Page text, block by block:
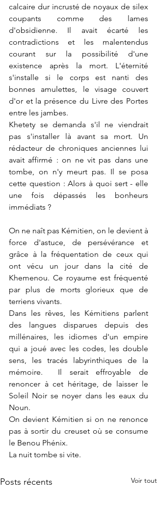
calcaire dur incrusté de noyaux de silex
coupants comme des lames
d'obsidienne. Il avait écarté les
contradictions et les malentendus
courant sur la possibilité d'une
existence après la mort. L'éternité
s'installe si le corps est nanti des
bonnes amulettes, le visage couvert
d'or et la présence du Livre des Portes
entre les jambes.
Khetety se demanda s'il ne viendrait
pas s'installer là avant sa mort. Un
rédacteur de chroniques anciennes lui
avait affirmé : on ne vit pas dans une
tombe, on n'y meurt pas. Il se posa
cette question : Alors à quoi sert - elle
une fois dépassés les bonheurs
immédiats ?
On ne naît pas Kémitien, on le devient à
force d'astuce, de persévérance et
grâce à la fréquentation de ceux qui
ont vécu un jour dans la cité de
Khemenou. Ce royaume est fréquenté
par plus de morts glorieux que de
terriens vivants.
Dans les rêves, les Kémitiens parlent
des langues disparues depuis des
millénaires, les idiomes d'un empire
qui a joué avec les codes, les double
sens, les tracés labyrinthiques de la
mémoire.  Il serait effroyable de
renoncer à cet héritage, de laisser le
Soleil Noir se noyer dans les eaux du
Noun.
On devient Kémitien si on ne renonce
pas à sortir du creuset où se consume
le Benou Phénix.
La nuit tombe si vite.
Posts récents Voir tout